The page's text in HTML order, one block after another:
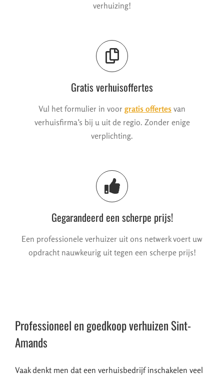
verhuizing!
Gratis verhuisoffertes
Vul het formulier in voor gratis offertes van
verhuisfirma’s bij u uit de regio. Zonder enige
verplichting.
Gegarandeerd een scherpe prijs!
Een professionele verhuizer uit ons netwerk voert uw
opdracht nauwkeurig uit tegen een scherpe prijs!
Professioneel en goedkoop verhuizen Sint-
Amands
Vaak denkt men dat een verhuisbedrijf inschakelen veel